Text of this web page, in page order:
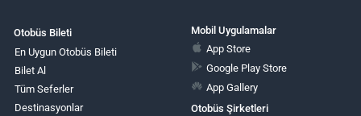
Otobüs Bileti
En Uygun Otobüs Bileti
Bilet Al
Tüm Seferler
Destinasyonlar
Mobil Uygulamalar
App Store
Google Play Store
App Gallery
Otobüs Şirketleri